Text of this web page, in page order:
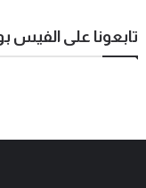
تابعونا على الفيس